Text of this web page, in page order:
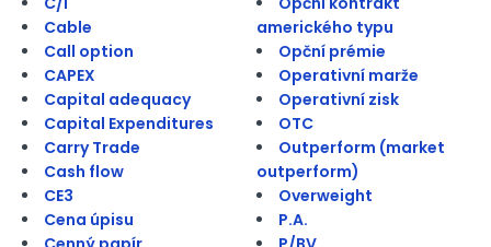
Cable
Call option
CAPEX
Capital adequacy
Capital Expenditures
Carry Trade
Cash flow
CE3
Cena úpisu
amerického typu
Opční prémie
Operativní marže
Operativní zisk
OTC
Outperform (market
outperform)
Overweight
P.A.